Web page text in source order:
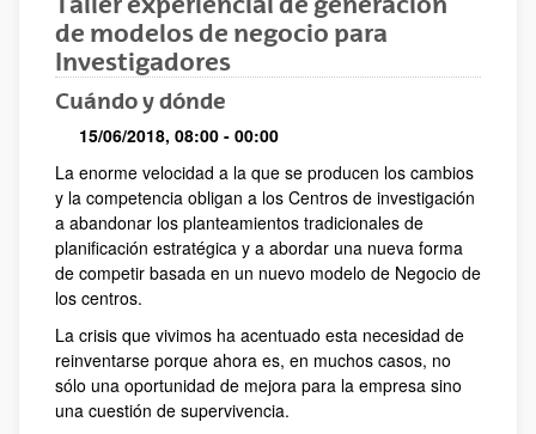
de modelos de negocio para
Investigadores
Cuándo y dónde
15/06/2018, 08:00 - 00:00
Descripción
La enorme velocidad a la que se producen los cambios
y la competencia obligan a los Centros de investigación
a abandonar los planteamientos tradicionales de
planificación estratégica y a abordar una nueva forma
de competir basada en un nuevo modelo de Negocio de
los centros.
La crisis que vivimos ha acentuado esta necesidad de
reinventarse porque ahora es, en muchos casos, no
sólo una oportunidad de mejora para la empresa sino
una cuestión de supervivencia.